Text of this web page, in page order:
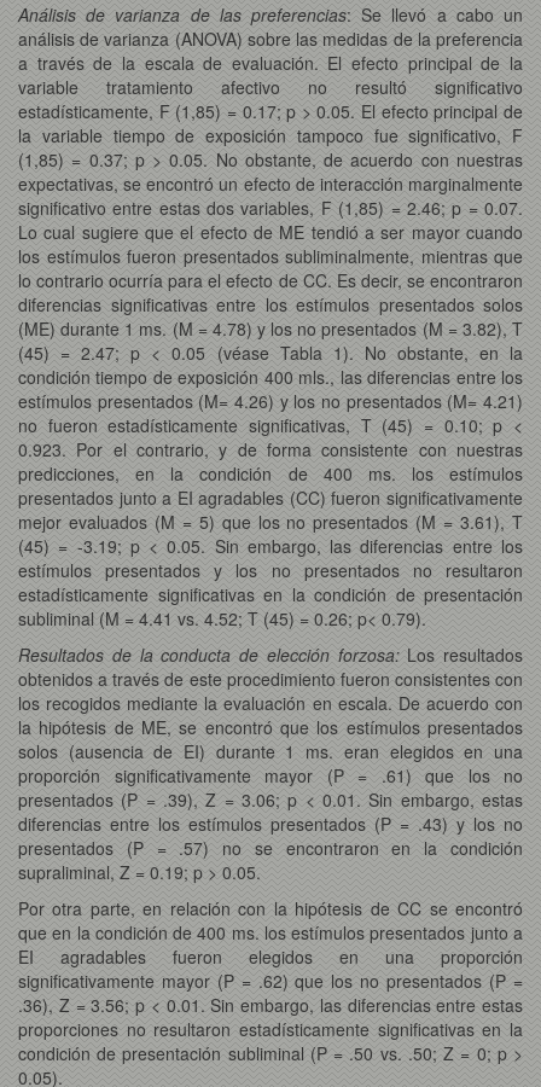
Análisis de varianza de las preferencias: Se llevó a cabo un
análisis de varianza (ANOVA) sobre las medidas de la preferencia
a través de la escala de evaluación. El efecto principal de la
variable tratamiento afectivo no resultó significativo
estadísticamente, F (1,85) = 0.17; p > 0.05. El efecto principal de
la variable tiempo de exposición tampoco fue significativo, F
(1,85) = 0.37; p > 0.05. No obstante, de acuerdo con nuestras
expectativas, se encontró un efecto de interacción marginalmente
significativo entre estas dos variables, F (1,85) = 2.46; p = 0.07.
Lo cual sugiere que el efecto de ME tendió a ser mayor cuando
los estímulos fueron presentados subliminalmente, mientras que
lo contrario ocurría para el efecto de CC. Es decir, se encontraron
diferencias significativas entre los estímulos presentados solos
(ME) durante 1 ms. (M = 4.78) y los no presentados (M = 3.82), T
(45) = 2.47; p < 0.05 (véase Tabla 1). No obstante, en la
condición tiempo de exposición 400 mls., las diferencias entre los
estímulos presentados (M= 4.26) y los no presentados (M= 4.21)
no fueron estadísticamente significativas, T (45) = 0.10; p <
0.923. Por el contrario, y de forma consistente con nuestras
predicciones, en la condición de 400 ms. los estímulos
presentados junto a EI agradables (CC) fueron significativamente
mejor evaluados (M = 5) que los no presentados (M = 3.61), T
(45) = -3.19; p < 0.05. Sin embargo, las diferencias entre los
estímulos presentados y los no presentados no resultaron
estadísticamente significativas en la condición de presentación
subliminal (M = 4.41 vs. 4.52; T (45) = 0.26; p< 0.79).
Resultados de la conducta de elección forzosa:Los resultados
obtenidos a través de este procedimiento fueron consistentes con
los recogidos mediante la evaluación en escala. De acuerdo con
la hipótesis de ME, se encontró que los estímulos presentados
solos (ausencia de EI) durante 1 ms. eran elegidos en una
proporción significativamente mayor (P = .61) que los no
presentados (P = .39), Z = 3.06; p < 0.01. Sin embargo, estas
diferencias entre los estímulos presentados (P = .43) y los no
presentados (P = .57) no se encontraron en la condición
supraliminal, Z = 0.19; p > 0.05.
Por otra parte, en relación con la hipótesis de CC se encontró
que en la condición de 400 ms. los estímulos presentados junto a
EI agradables fueron elegidos en una proporción
significativamente mayor (P = .62) que los no presentados (P =
.36), Z = 3.56; p < 0.01. Sin embargo, las diferencias entre estas
proporciones no resultaron estadísticamente significativas en la
condición de presentación subliminal (P = .50 vs. .50; Z = 0; p >
0.05).